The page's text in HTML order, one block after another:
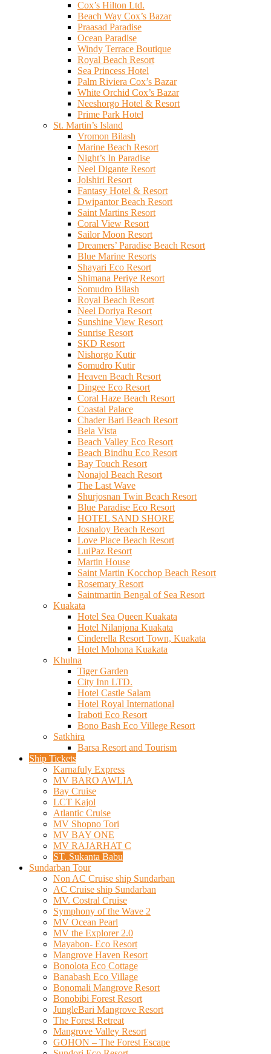
Cox’s Hilton Ltd.
Beach Way Cox’s Bazar
Praasad Paradise
Ocean Paradise
Windy Terrace Boutique
Royal Beach Resort
Sea Princess Hotel
Palm Riviera Cox’s Bazar
White Orchid Cox’s Bazar
Neeshorgo Hotel & Resort
Prime Park Hotel
St. Martin’s Island
Vromon Bilash
Marine Beach Resort
Night’s In Paradise
Neel Digante Resort
Jolshiri Resort
Fantasy Hotel & Resort
Dwipantor Beach Resort
Saint Martins Resort
Coral View Resort
Sailor Moon Resort
Dreamers’ Paradise Beach Resort
Blue Marine Resorts
Shayari Eco Resort
Shimana Periye Resort
Somudro Bilash
Royal Beach Resort
Neel Doriya Resort
Sunshine View Resort
Sunrise Resort
SKD Resort
Nishorgo Kutir
Somudro Kutir
Heaven Beach Resort
Dingee Eco Resort
Coral Haze Beach Resort
Coastal Palace
Chader Bari Beach Resort
Bela Vista
Beach Valley Eco Resort
Beach Bindhu Eco Resort
Bay Touch Resort
Nonajol Beach Resort
The Last Wave
Shurjosnan Twin Beach Resort
Blue Paradise Eco Resort
HOTEL SAND SHORE
Josnaloy Beach Resort
Love Place Beach Resort
LuiPaz Resort
Martin House
Saint Martin Kocchop Beach Resort
Rosemary Resort
Saintmartin Bengal of Sea Resort
Kuakata
Hotel Sea Queen Kuakata
Hotel Nilanjona Kuakata
Cinderella Resort Town, Kuakata
Hotel Mohona Kuakata
Khulna
Tiger Garden
City Inn LTD.
Hotel Castle Salam
Hotel Royal International
Iraboti Eco Resort
Bono Bash Eco Villege Resort
Satkhira
Barsa Resort and Tourism
Ship Tickets
Karnafuly Express
MV BARO AWLIA
Bay Cruise
LCT Kajol
Atlantic Cruise
MV Shopno Tori
MV BAY ONE
MV RAJARHAT C
ST. Sukanta Babu
Sundarban Tour
Non AC Cruise ship Sundarban
AC Cruise ship Sundarban
MV. Costral Cruise
Symphony of the Wave 2
MV Ocean Pearl
MV the Explorer 2.0
Mayabon- Eco Resort
Mangrove Haven Resort
Bonolota Eco Cottage
Banabash Eco Village
Bonomali Mangrove Resort
Bonobibi Forest Resort
JungleBari Mangrove Resort
The Forest Retreat
Mangrove Valley Resort
GOHON – The Forest Escape